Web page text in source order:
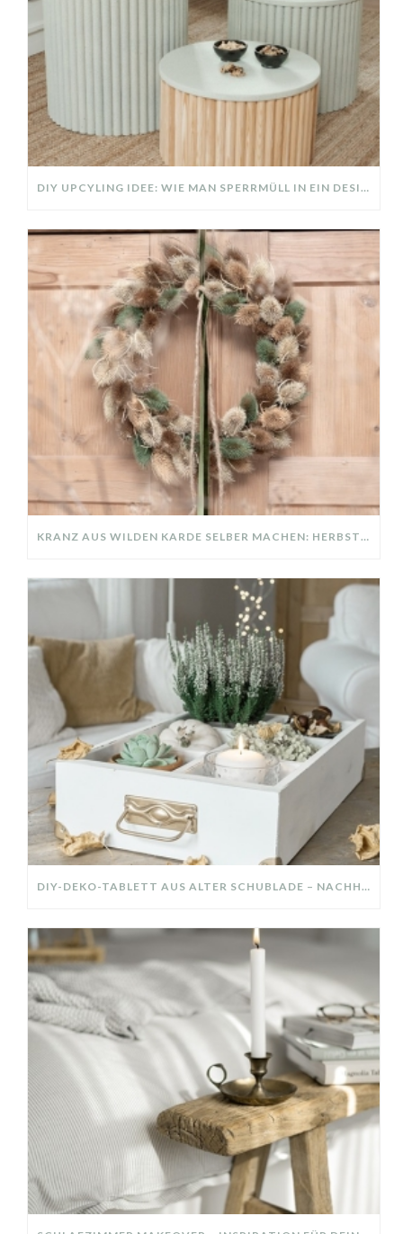
DIY UPCYLING IDEE: WIE MAN SPERRMÜLL IN EIN DESIGNER TEIL VERWANDELT
KRANZ AUS WILDEN KARDE SELBER MACHEN: HERBSTDEKO GANZ EINFACH
DIY-DEKO-TABLETT AUS ALTER SCHUBLADE – NACHHALTIGE HERBSTDEKO SELBER MACHEN!